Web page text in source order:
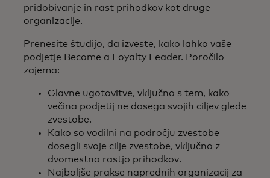
pridobivanje in rast prihodkov kot druge
organizacije.
Prenesite študijo, da izveste, kako lahko vaše
podjetje Become a Loyalty Leader. Poročilo
zajema:
Glavne ugotovitve, vključno s tem, kako
večina podjetij ne dosega svojih ciljev glede
zvestobe.
Kako so vodilni na področju zvestobe
dosegli svoje cilje zvestobe, vključno z
dvomestno rastjo prihodkov.
Najboljše prakse naprednih organizacij za